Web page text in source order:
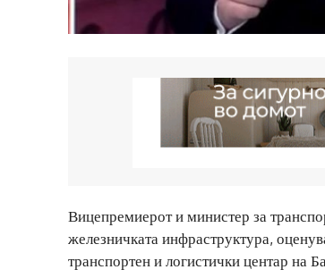
Вицепремиерот и министер за
железничката инфраструктура,
транспортен и логистички центар на